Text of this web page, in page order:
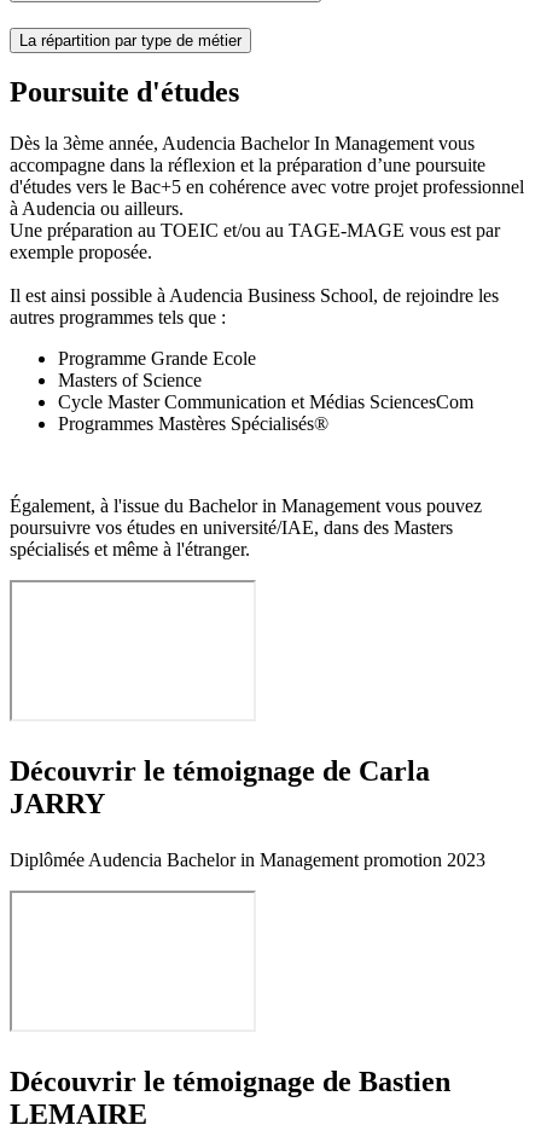
La répartition par type de métier
Poursuite d'études
Dès la 3ème année, Audencia Bachelor In Management vous
accompagne dans la réflexion et la préparation d’une poursuite
d'études vers le Bac+5 en cohérence avec votre projet professionnel
à Audencia ou ailleurs.
Une préparation au TOEIC et/ou au TAGE-MAGE vous est par
exemple proposée.
Il est ainsi possible à Audencia Business School, de rejoindre les
autres programmes tels que :
Programme Grande Ecole
Masters of Science
Cycle Master Communication et Médias SciencesCom
Programmes Mastères Spécialisés®
Également, à l'issue du Bachelor in Management vous pouvez
poursuivre vos études en université/IAE, dans des Masters
spécialisés et même à l'étranger.
Découvrir le témoignage de Carla
JARRY
Diplômée Audencia Bachelor in Management promotion 2023
Découvrir le témoignage de Bastien
LEMAIRE